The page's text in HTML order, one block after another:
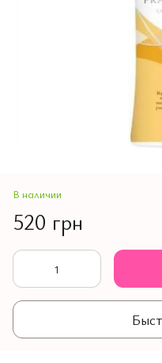
В наличии
520 грн